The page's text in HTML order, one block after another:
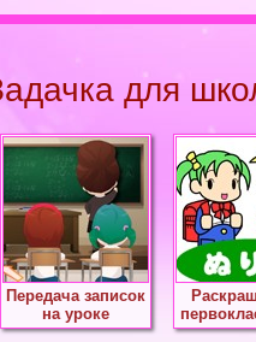
для
Передача записок
на уроке